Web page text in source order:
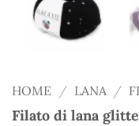
HOME / LANA /
Filato di lana